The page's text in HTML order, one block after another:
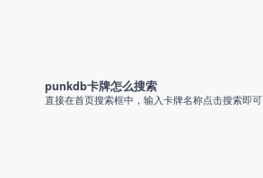
punkdb卡牌怎么搜索
直接在首页搜索框中，输入卡牌名称点击搜索即可